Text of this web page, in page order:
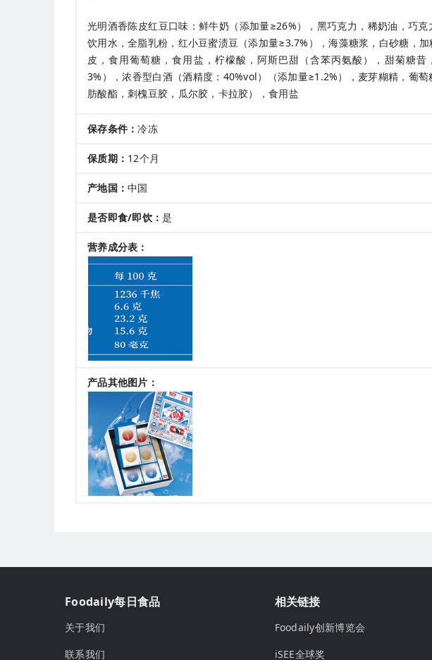
光明酒香陈皮红豆口味：鲜牛奶（添加量≥26%），黑巧克力，稀奶油，巧克
饮用水，全脂乳粉，红小豆蜜渍豆（添加量≥3.7%），海藻糖浆，白砂糖，
皮，食用葡萄糖，食用盐，柠檬酸，阿斯巴甜（含苯丙氨酸），甜菊糖
3%），浓香型白酒（酒精度：40%vol）（添加量≥1.2%），麦芽糊精，葡
肪酸酯，刺槐豆胶，瓜尔胶，卡拉胶），食用盐
保存条件：冷冻
保质期： 12个月
产地国：中国
是否即食/即饮：是
营养成分表：
产品其他图片：
Foodaily每日食品
关于我们
联系我们
相关链接
Foodaily创新博览会
iSEE全球奖